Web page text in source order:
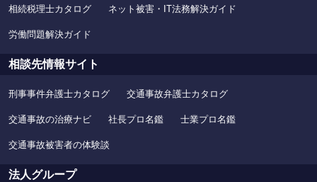
相続税理士カタログ ネット被害・IT法務解決ガイド
労働問題解決ガイド
相談先情報サイト
刑事事件弁護士カタログ 交通事故弁護士カタログ
交通事故の治療ナビ 社長プロ名鑑 士業プロ名鑑
交通事故被害者の体験談
法人グループ